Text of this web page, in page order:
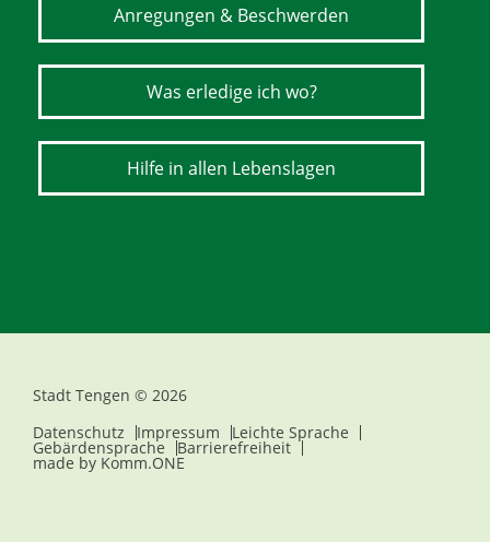
Anregungen & Beschwerden
Was erledige ich wo?
Hilfe in allen Lebenslagen
Stadt Tengen © 2026
Datenschutz
Impressum Leichte Sprache
Gebärdensprache Barrierefreiheit
made by Komm.ONE